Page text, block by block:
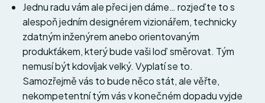
Jednu radu vám ale přeci jen dáme… rozjeďte to s
alespoň jedním designérem vizionářem, technicky
zdatným inženýrem anebo orientovaným
produkťákem, který bude vaši loď směrovat. Tým
nemusí být kdovíjak velký. Vyplatí se to.
Samozřejmě vás to bude něco stát, ale věřte,
nekompetentní tým vás v konečném dopadu vyjde